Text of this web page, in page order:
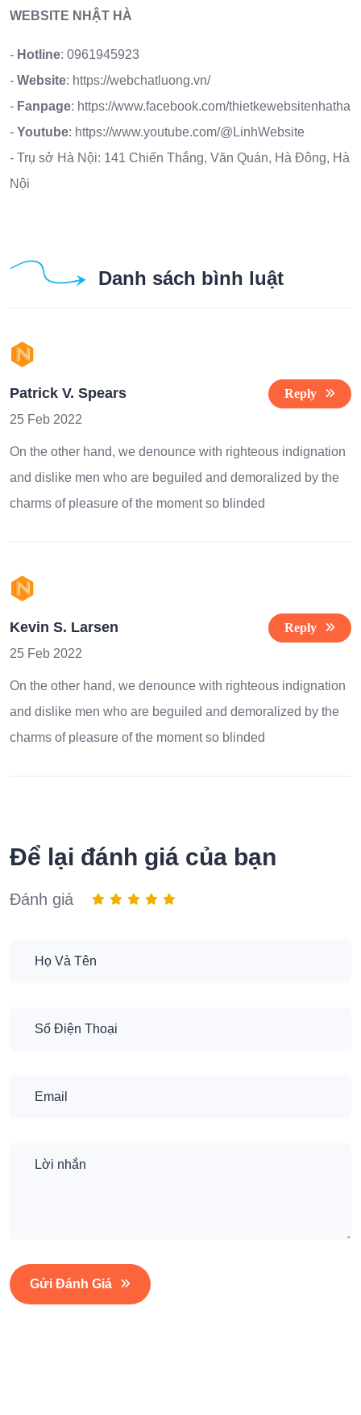
WEBSITE NHẬT HÀ
- Hotline: 0961945923
- Website: https://webchatluong.vn/
- Fanpage: https://www.facebook.com/thietkewebsitenhatha
- Youtube: https://www.youtube.com/@LinhWebsite
- Trụ sở Hà Nội: 141 Chiến Thắng, Văn Quán, Hà Đông, Hà
Nội
Danh sách bình luật
Patrick V. Spears
Reply
25 Feb 2022
On the other hand, we denounce with righteous indignation
and dislike men who are beguiled and demoralized by the
charms of pleasure of the moment so blinded
Kevin S. Larsen
Reply
25 Feb 2022
On the other hand, we denounce with righteous indignation
and dislike men who are beguiled and demoralized by the
charms of pleasure of the moment so blinded
Để lại đánh giá của bạn
Đánh giá
Gửi Đánh Giá